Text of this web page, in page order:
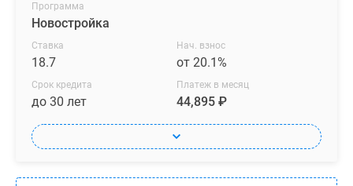
Программа
Новостройка
Ставка
18.7
Нач. взнос
от 20.1%
Срок кредита
до 30 лет
Платеж в месяц
44,895 ₽